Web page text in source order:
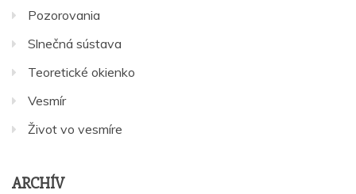
Pozorovania
Slnečná sústava
Teoretické okienko
Vesmír
Život vo vesmíre
ARCHÍV